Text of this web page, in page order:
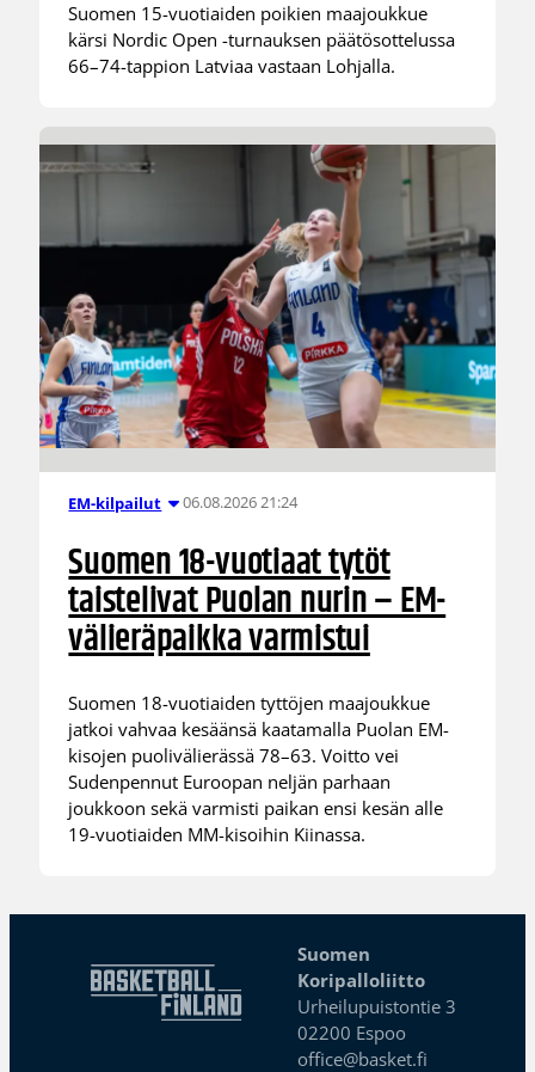
Suomen 15-vuotiaiden poikien maajoukkue
kärsi Nordic Open -turnauksen päätösottelussa
66–74-tappion Latviaa vastaan Lohjalla.
EM-kilpailut 06.08.2026 21:24
Suomen 18-vuotiaat tytöt
taistelivat Puolan nurin – EM-
välieräpaikka varmistui
Suomen 18-vuotiaiden tyttöjen maajoukkue
jatkoi vahvaa kesäänsä kaatamalla Puolan EM-
kisojen puolivälierässä 78–63. Voitto vei
Sudenpennut Euroopan neljän parhaan
joukkoon sekä varmisti paikan ensi kesän alle
19-vuotiaiden MM-kisoihin Kiinassa.
Suomen
Koripalloliitto
Urheilupuistontie 3
02200 Espoo
office@basket.fi